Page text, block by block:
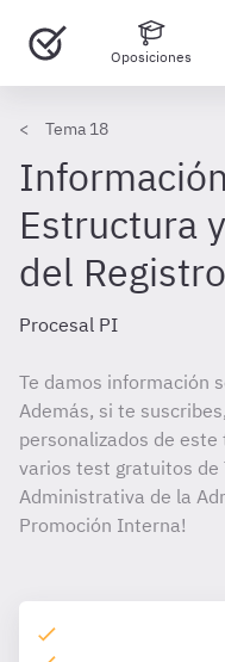
Oposiciones
Tema 18
Estructura
del
Procesal PI
Te damos información
Además, si te
personalizados de
varios test gratuitos de
Administrativa de la
Promoción Interna!